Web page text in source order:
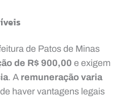
de Patos de Minas
de R$ 900,00 e exigem
. A remuneração varia
haver vantagens legais